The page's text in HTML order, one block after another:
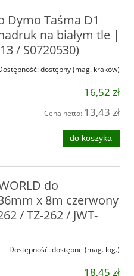
Dymo Taśma D1
na białym tle |
/ S0720530)
dostępny (mag. kraków)
16,52 zł
Cena netto: 13,43 zł
do koszyka
do
x 8m czerwony
/ TZ-262 / JWT-
Dostępność:dostępne (mag. log.)
18,45 zł